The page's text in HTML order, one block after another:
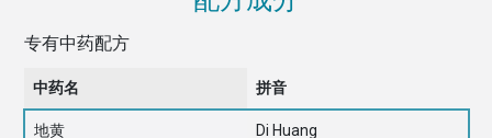
专有中药配方
中药名 拼音
地黄 Di Huang